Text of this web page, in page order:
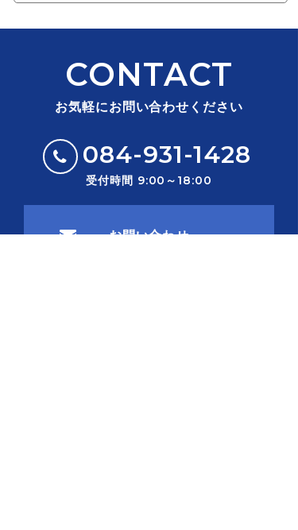
CONTACT
お気軽にお問い合わせください
084-931-1428
受付時間 9:00～18:00
お問い合わせ